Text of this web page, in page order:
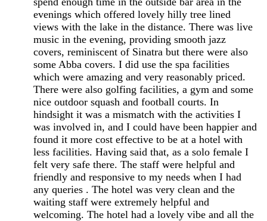
evenings which offered lovely hilly tree lined
views with the lake in the distance. There was live
music in the evening, providing smooth jazz
covers, reminiscent of Sinatra but there were also
some Abba covers. I did use the spa facilities
which were amazing and very reasonably priced.
There were also golfing facilities, a gym and some
nice outdoor squash and football courts. In
hindsight it was a mismatch with the activities I
was involved in, and I could have been happier and
found it more cost effective to be at a hotel with
less facilities. Having said that, as a solo female I
felt very safe there. The staff were helpful and
friendly and responsive to my needs when I had
any queries . The hotel was very clean and the
waiting staff were extremely helpful and
welcoming. The hotel had a lovely vibe and all the